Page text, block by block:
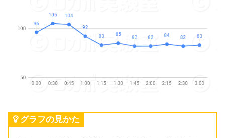
グラフの見かた